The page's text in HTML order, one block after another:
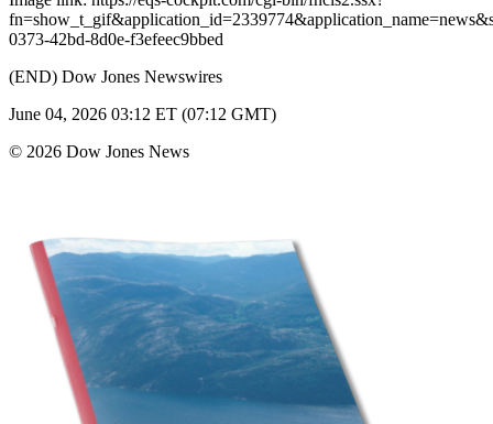
0373-42bd-8d0e-f3efeec9bbed
(END) Dow Jones Newswires
June 04, 2026 03:12 ET (07:12 GMT)
© 2026 Dow Jones News